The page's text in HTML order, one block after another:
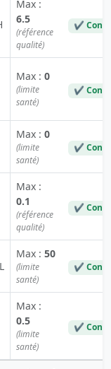
Max :
6.5
(référence
qualité)
✔
Max : 0
(limite
santé)
✔
Max : 0
(limite
santé)
✔
Max :
0.1
(référence
qualité)
✔
Max : 50
(limite
santé)
✔
Max :
0.5
(limite
santé)
✔